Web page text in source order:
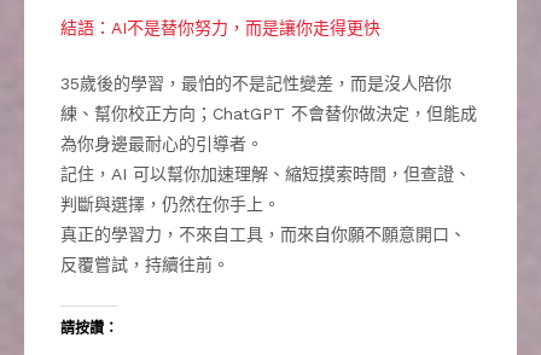
結語：AI不是替你努力，而是讓你走得更快
35歲後的學習，最怕的不是記性變差，而是沒人陪你
練、幫你校正方向；ChatGPT 不會替你做決定，但能成
為你身邊最耐心的引導者。
記住，AI 可以幫你加速理解、縮短摸索時間，但查證、
判斷與選擇，仍然在你手上。
真正的學習力，不來自工具，而來自你願不願意開口、
反覆嘗試，持續往前。
請按讚：